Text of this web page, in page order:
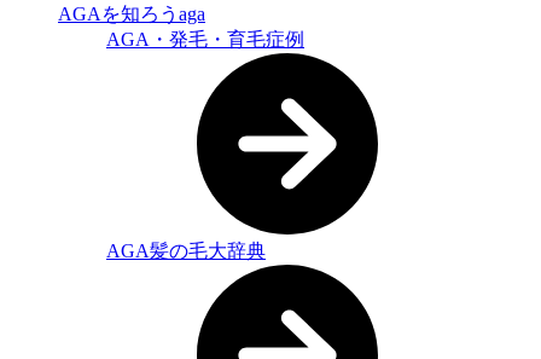
AGAを知ろう aga
AGA・発毛・育毛症例
AGA髪の毛大辞典